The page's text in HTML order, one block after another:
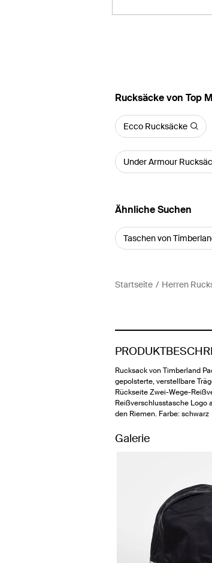
Rucksäcke von Top
Ecco Rucksäcke
Under Armour
Ähnliche Suchen
Taschen von
Startseite Herren
Rucksack von Timberland
gepolsterte, verstellbare
Rückseite Zwei-Wege-
Reißverschlusstasche Logo
den Riemen. Farbe: schwarz
Galerie